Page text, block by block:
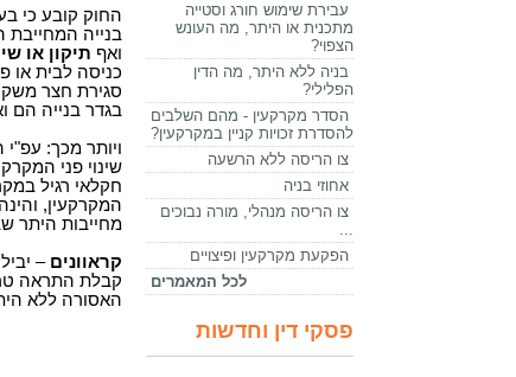
החוק קובע כי
בנייה המחייבת
ואף תיקון או
כניסה לבית או
סגירת חצר משק
בגדר בנייה הם
ויותר מכך:
שינוי פני
חקלאי רגיל
המקרקעין,
מחייבות היתר
קראוונים –
קבלת התראה
האסורה ללא
עבירת שימוש חורג וסטייה
מתכנית או היתר, מה העונש
הצפוי?
בניה ללא היתר, מה הדין
הפלילי?
הסדר מקרקעין - מהם השלבים
להסדרת זכויות קניין במקרקעין?
צו הריסה ללא הרשעה
אחוזי בניה
צו הריסה מנהלי, מורה נבוכים
...
הפקעת מקרקעין ופיצויים
לכל המאמרים
פסקי דין וחדשות